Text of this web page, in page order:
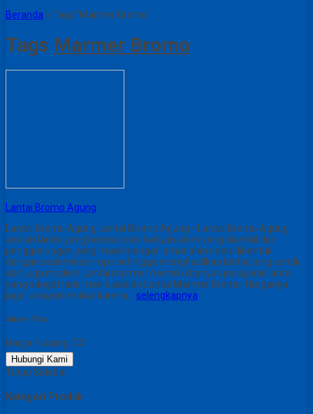
Beranda » Tags "Marmer Bromo"
Tags Marmer Bromo
Lantai Bromo Agung
Lantai Bromo Agung Lantai Bromo Agung –Lantai Bromo Agung
adalah lantai yang berasal dari batuan alam yang diambil dari
penggunungan yang masih sangat amat alami dan dibentuk
dengan sedemikian rupa sehingga menghasilkan lantai yang cantik
dan juga modern.Lantai marmer memiliki banyak jenis,jenis lantai
yang sangat laris manis adalah Lantai Marmer Bromo .Harganya
juga lumayan mahal karena… selengkapnya
Share This :
Harga Hubungi CS
Hubungi Kami
Tutup Sidebar
Kategori Produk